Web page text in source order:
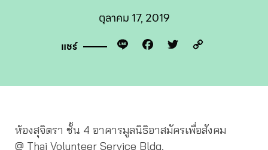
ตุลาคม 17, 2019
แชร์ Line Facebook
Twitter
ห้องสุจิตรา ชั้น 4 อาคารมูลนิธิอาสมัครเพื่อสังคม
@ Thai Volunteer Service Bldg.